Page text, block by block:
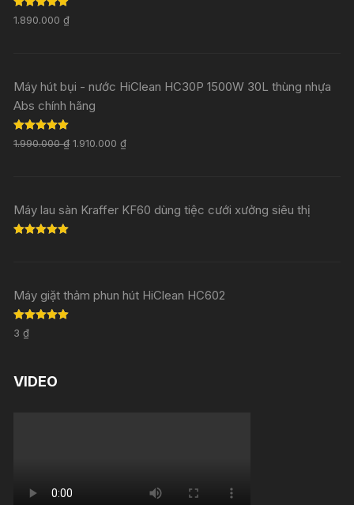
Rated 5.00
out of 5
1.890.000₫
Máy hút bụi - nước HiClean HC30P 1500W 30L thùng nhựa
Abs chính hãng
Rated 5.00
out of 5
1.990.000₫ 1.910.000₫
Máy lau sàn Kraffer KF60 dùng tiệc cưới xưởng siêu thị
Máy giặt thảm phun hút HiClean HC602
Rated
out of 5
3₫
VIDEO